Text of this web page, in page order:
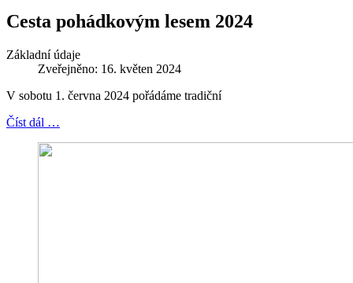
Cesta pohádkovým lesem 2024
Základní údaje
Zveřejněno: 16. květen 2024
V sobotu 1. června 2024 pořádáme tradiční
Číst dál …